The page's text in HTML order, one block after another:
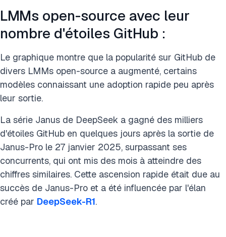
LMMs open-source avec leur
nombre d'étoiles GitHub :
Le graphique montre que la popularité sur GitHub de
divers LMMs open-source a augmenté, certains
modèles connaissant une adoption rapide peu après
leur sortie.
La série Janus de DeepSeek a gagné des milliers
d'étoiles GitHub en quelques jours après la sortie de
Janus-Pro le 27 janvier 2025, surpassant ses
concurrents, qui ont mis des mois à atteindre des
chiffres similaires. Cette ascension rapide était due au
succès de Janus-Pro et a été influencée par l'élan
créé par DeepSeek-R1.